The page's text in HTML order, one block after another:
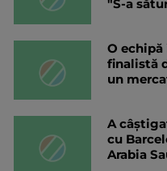
"S-a
O echipă
finalistă
un
A
cu
Arabia